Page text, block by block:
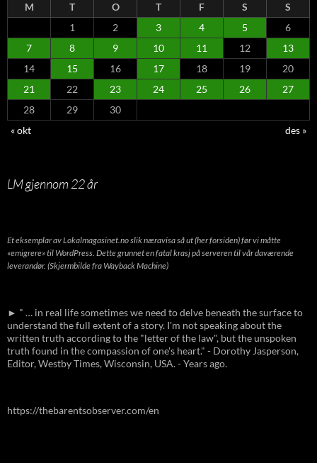
M T O T F S
S
1
2 3 4 5
6
7
8 9 10 11 12
13
14
15 16 17 18 19
20
21
22 23 24 25 26
27
28
29
30
« okt
des »
LM gjennom 22 år
Et eksemplar av Lokalmagasinet.no slik næravisa så ut (her forsiden) før vi måtte
«emigrere» til WordPress. Dette grunnet en fatal krasj på serveren til vår daværende
leverandør. (Skjermbilde fra Wayback Machine)
► " … in real life sometimes we need to delve beneath the surface to
understand the full extent of a story. I'm not speaking about the
written truth according to the "letter of the law", but the unspoken
truth found in the compassion of one's heart." - Dorothy Jasperson,
Editor, Westby Times, Wisconsin, USA. - Years ago.
https://thebarentsobserver.com/en